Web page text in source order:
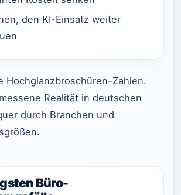
den KI-Einsatz weiter
Hochglanzbroschüren-Zahlen.
Realität in deutschen
durch Branchen und
Büro-